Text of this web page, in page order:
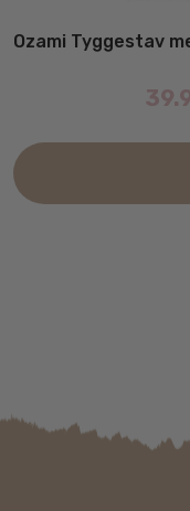
Ozami Tyggestav